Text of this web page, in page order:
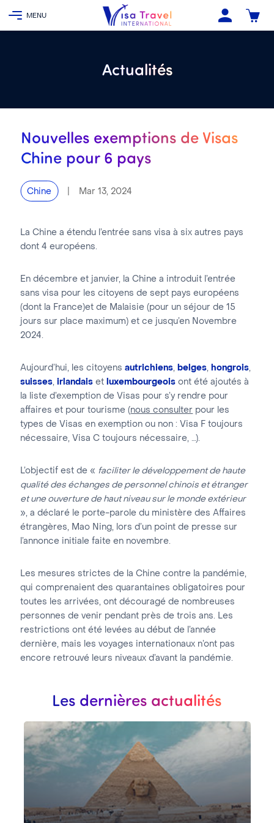
Actualités
Nouvelles exemptions de Visas
Chine pour 6 pays
Mar 13, 2024
Chine
La Chine a étendu l’entrée sans visa à six autres pays
dont 4 européens.
En décembre et janvier, la Chine a introduit l’entrée
sans visa pour les citoyens de sept pays européens
(dont la France)et de Malaisie (pour un séjour de 15
jours sur place maximum) et ce jusqu’en Novembre
2024.
Aujourd’hui, les citoyensautrichiens, belges, hongrois,
suisses, irlandais et luxembourgeois ont été ajoutés à
la liste d’exemption de Visas pour s’y rendre pour
affaires et pour tourisme (nous consulter pour les
types de Visas en exemption ou non : Visa F toujours
nécessaire, Visa C toujours nécessaire, …).
L’objectif est de « faciliter le développement de haute
qualité des échanges de personnel chinois et étranger
et une ouverture de haut niveau sur le monde extérieur
», a déclaré le porte-parole du ministère des Affaires
étrangères, Mao Ning, lors d’un point de presse sur
l’annonce initiale faite en novembre.
Les mesures strictes de la Chine contre la pandémie,
qui comprenaient des quarantaines obligatoires pour
toutes les arrivées, ont découragé de nombreuses
personnes de venir pendant près de trois ans. Les
restrictions ont été levées au début de l’année
dernière, mais les voyages internationaux n’ont pas
encore retrouvé leurs niveaux d’avant la pandémie.
Les dernières actualités